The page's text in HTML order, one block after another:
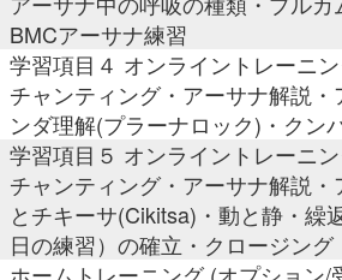
BMCアーサナ練習
学習項目４ オンライントレーニ
チャンティング・アーサナ解説
ンダ理解(プラーナロック)・クン
学習項目５ オンライントレーニ
チャンティング・アーサナ解説
とチキーサ(Cikitsa)・動と静・繰
日の練習）の確立・クロージング